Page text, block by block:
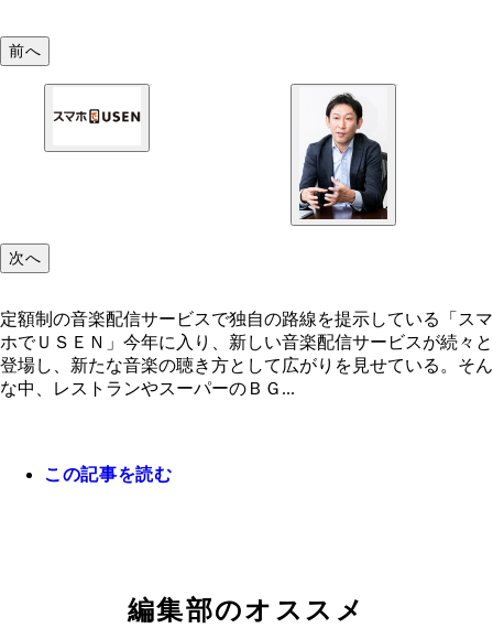
定額制の音楽配信サービスで独自の路線を提示し
前へ
次へ
定額制の音楽配信サービスで独自の路線を提示している「スマ
ホでＵＳＥＮ」今年に入り、新しい音楽配信サービスが続々と
登場し、新たな音楽の聴き方として広がりを見せている。そん
な中、レストランやスーパーのＢＧ...
この記事を読む
編集部のオススメ